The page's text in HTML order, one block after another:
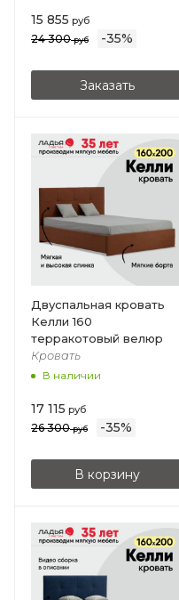
15 855 руб
24 300руб -35%
Заказать
Двуспальная кровать
Келли 160
терракотовый велюр
Кровать
В наличии
17 115 руб
26 300руб -35%
В корзину